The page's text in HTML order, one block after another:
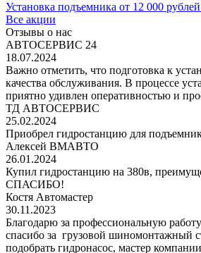
Установка подъемника от 12 000
Все акции
Отзывы о нас
АВТОСЕРВИС 24
18.07.2024
Важно отметить, что подготовка к
качества обслуживания. В процессе
приятно удивлен оперативностью и
ТД АВТОСЕРВИС
25.02.2024
Приобрел гидростанцию для
Алексей ВМАВТО
26.01.2024
Купил гидростанцию на 380в,
СПАСИБО!
Костя Автомастер
30.11.2023
Благодарю за профессиональную
спасибо за грузовой шиномонтажный
подобрать гидронасос, мастер